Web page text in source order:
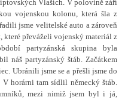
Vlaších. V polovině září
vojenskou kolonu, která šla z
jsme velitelské auto a zároveň
převáželi vojenský materiál z
partyzánská skupina byla
náš partyzánský štáb. Začátkem
Ubránili jsme se a přešli jsme do
horárni tam sídlil německý štáb.
mezi nimiž jsem byl i já,